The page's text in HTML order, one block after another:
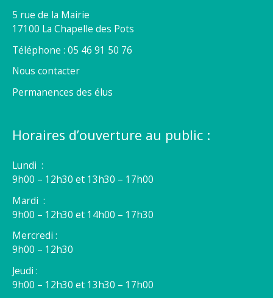
5 rue de la Mairie
17100 La Chapelle des Pots
Téléphone : 05 46 91 50 76
Nous contacter
Permanences des élus
Horaires d’ouverture au public :
Lundi :
9h00 – 12h30 et 13h30 – 17h00
Mardi :
9h00 – 12h30 et 14h00 – 17h30
Mercredi :
9h00 – 12h30
Jeudi :
9h00 – 12h30 et 13h30 – 17h00